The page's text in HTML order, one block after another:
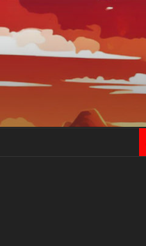
Skip
to
content